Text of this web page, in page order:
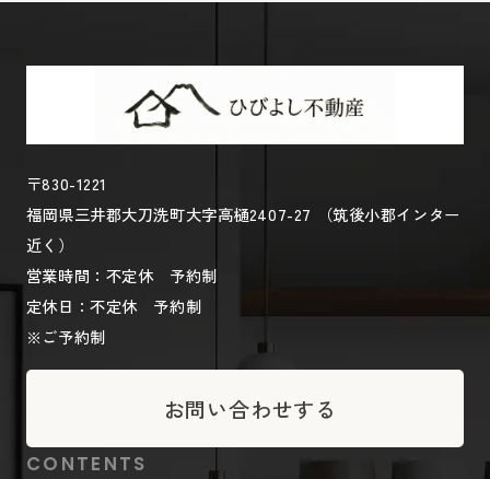
〒830-1221
福岡県三井郡大刀洗町大字高樋2407-27 （筑後小郡インター
近く）
営業時間：不定休 予約制
定休日：不定休 予約制
※ご予約制
お問い合わせする
CONTENTS